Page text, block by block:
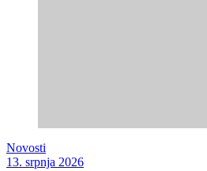
Novosti
13. srpnja 2026